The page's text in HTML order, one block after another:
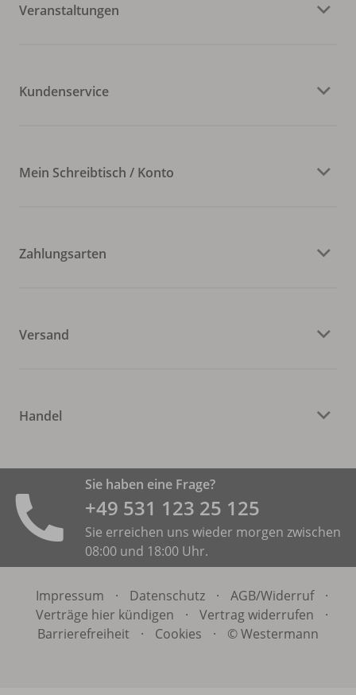
Veranstaltungen
Kundenservice
Mein Schreibtisch / Konto
Zahlungsarten
Versand
Handel
Sie haben eine Frage?
+49 531 ­123 25 125
Sie erreichen uns wieder morgen zwischen
08:00 und 18:00 Uhr.
Impressum · Datenschutz · AGB/Widerruf
·
Verträge hier kündigen
· Vertrag widerrufen
·
Barrierefreiheit
· Cookies · © Westermann